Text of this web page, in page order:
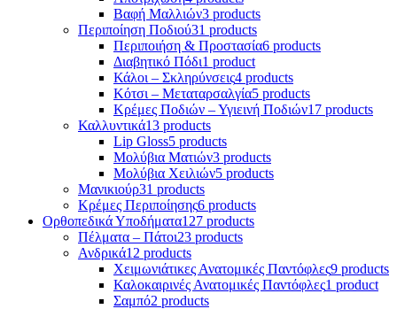
Βαφή Μαλλιών3 products
Περιποίηση Ποδιού31 products
Περιποιήση & Προστασία6 products
Διαβητικό Πόδι1 product
Κάλοι – Σκληρύνσεις4 products
Κότσι – Μεταταρσαλγία5 products
Κρέμες Ποδιών – Υγιεινή Ποδιών17 products
Καλλυντικά13 products
Lip Gloss5 products
Μολύβια Ματιών3 products
Μολύβια Χειλιών5 products
Μανικιούρ31 products
Κρέμες Περιποίησης6 products
Ορθοπεδικά Υποδήματα127 products
Πέλματα – Πάτοι23 products
Ανδρικά12 products
Χειμωνιάτικες Ανατομικές Παντόφλες9 products
Καλοκαιρινές Ανατομικές Παντόφλες1 product
Σαμπό2 products